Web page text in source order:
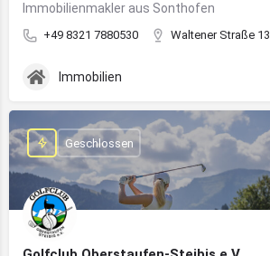
Immobilienmakler aus Sonthofen
+49 8321 7880530 Waltener Straße 13
Immobilien
Geschlossen